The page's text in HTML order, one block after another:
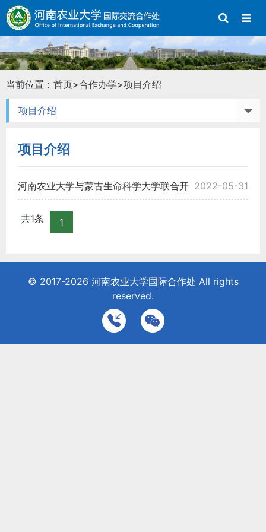
当前位置： 首页>合作办学>项目介绍
项目介绍
项目介绍
2022-05-31
河南农业大学与蒙古生命科学大学联合开
展 2022年硕士、博士培养项目招生简章
共1条 1
© 2017-2026 河南农业大学国际合作处 All rights
reserved.